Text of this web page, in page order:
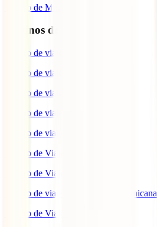
Seguro de Moto
Destinos de interés
Seguro de viaje a EEUU
Seguro de viaje a Indonesia
Seguro de viaje a Marruecos
Seguro de viaje a Reino Unido
Seguro de viaje a México
Seguro de Viaje a Tailandia
Seguro de Viaje a China
Seguro de viaje a República Dominicana
Seguro de Viaje a Colombia